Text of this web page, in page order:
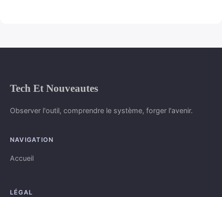
Tech Et Nouveautes
Observer l'outil, comprendre le système, forger l'avenir.
NAVIGATION
Accueil
LÉGAL